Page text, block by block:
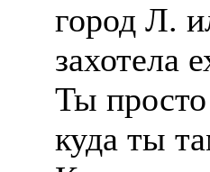
город Л.
захотела
Ты
куда ты